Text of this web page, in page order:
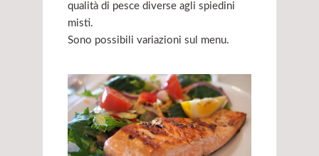
qualità di pesce diverse agli spiedini
misti.
Sono possibili variazioni sul menu.